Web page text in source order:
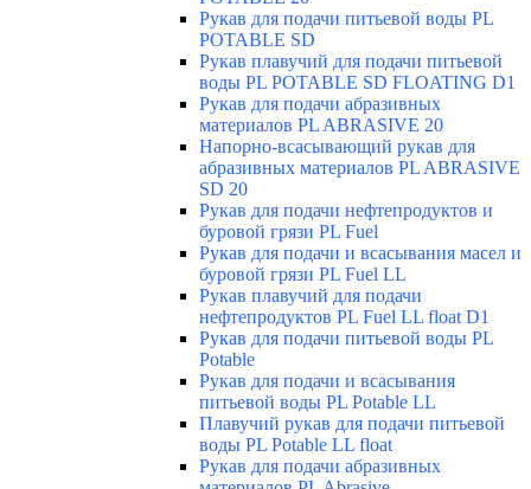
Рукав для подачи питьевой воды PL
POTABLE SD
Рукав плавучий для подачи питьевой
воды PL POTABLE SD FLOATING D1
Рукав для подачи абразивных
материалов PL ABRASIVE 20
Напорно-всасывающий рукав для
абразивных материалов PL ABRASIVE
SD 20
Рукав для подачи нефтепродуктов и
буровой грязи PL Fuel
Рукав для подачи и всасывания масел и
буровой грязи PL Fuel LL
Рукав плавучий для подачи
нефтепродуктов PL Fuel LL float D1
Рукав для подачи питьевой воды PL
Potable
Рукав для подачи и всасывания
питьевой воды PL Potable LL
Плавучий рукав для подачи питьевой
воды PL Potable LL float
Рукав для подачи абразивных